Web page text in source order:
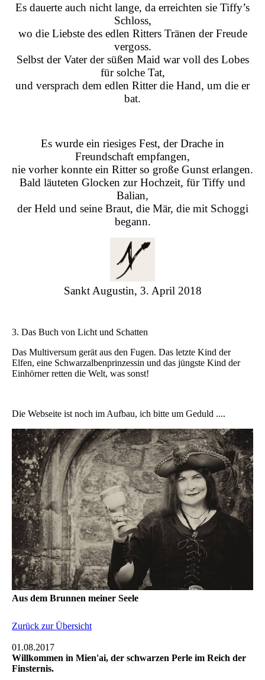
Es dauerte auch nicht lange, da erreichten sie Tiffy’s
Schloss,
wo die Liebste des edlen Ritters Tränen der Freude
vergoss.
Selbst der Vater der süßen Maid war voll des Lobes
für solche Tat,
und versprach dem edlen Ritter die Hand, um die er
bat.
Es wurde ein riesiges Fest, der Drache in
Freundschaft empfangen,
nie vorher konnte ein Ritter so große Gunst erlangen.
Bald läuteten Glocken zur Hochzeit, für Tiffy und
Balian,
der Held und seine Braut, die Mär, die mit Schoggi
begann.
Sankt Augustin, 3. April 2018
3. Das Buch von Licht und Schatten
Das Multiversum gerät aus den Fugen. Das letzte Kind der
Elfen, eine Schwarzalbenprinzessin und das jüngste Kind der
Einhörner retten die Welt, was sonst!
Die Webseite ist noch im Aufbau, ich bitte um Geduld ....
Aus dem Brunnen meiner Seele
Zurück zur Übersicht
01.08.2017
Willkommen in Mien'ai, der schwarzen Perle im Reich der
Finsternis.